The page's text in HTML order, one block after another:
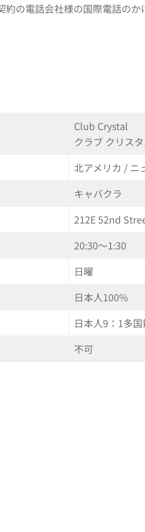
の電話会社様の国際電話のか
Club Crystal
クラブ クリス
北アメリカ / ニ
キャバクラ
212E 52nd
20:30～1:30
日曜
日本人100%
日本人9：1多国
不可